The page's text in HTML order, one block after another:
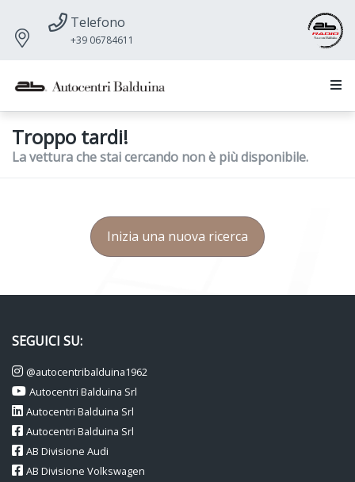
Telefono
+39 06784611
Troppo tardi!
La vettura che stai cercando non è più disponibile.
Inizia una nuova ricerca
SEGUICI SU:
@autocentribalduina1962
Autocentri Balduina Srl
Autocentri Balduina Srl
Autocentri Balduina Srl
AB Divisione Audi
AB Divisione Volkswagen